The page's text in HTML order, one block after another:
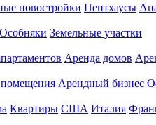
новостройки Пентхаусы
Особняки Земельные участки
Аренда домов
Арендный бизнес
Квартиры США Италия